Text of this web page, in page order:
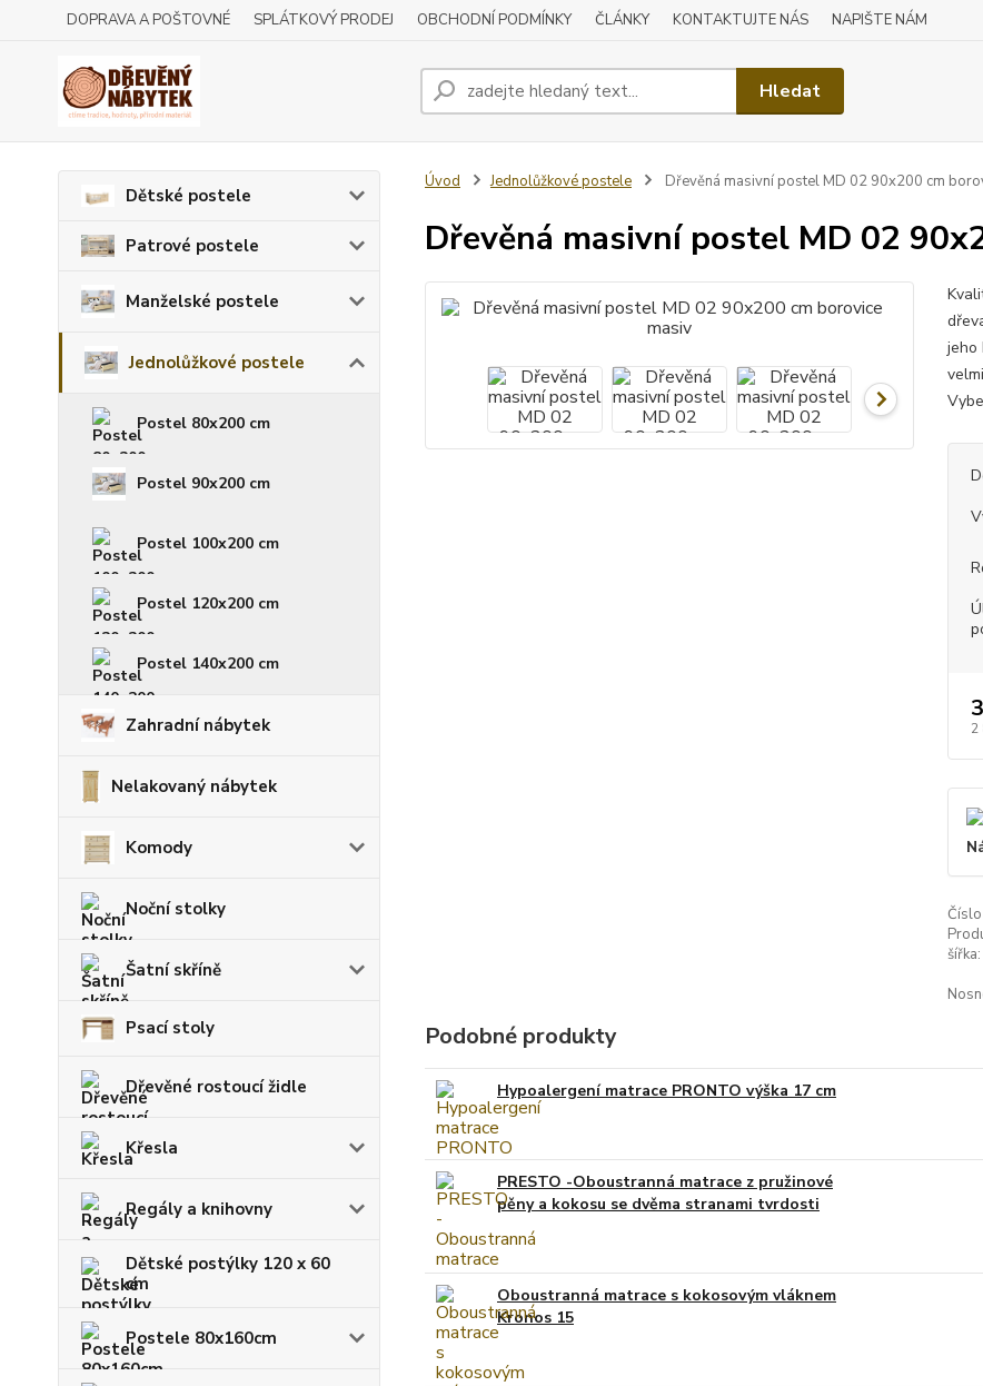
DOPRAVA A POŠTOVNÉ SPLÁTKOVÝ PRODEJ OBCHODNÍ PODMÍNKY ČLÁNKY KONTAKTUJTE NÁS NAPIŠTE NÁM
Hledat
Dětské postele
Patrové postele
Manželské postele
Jednolůžkové postele
Postel 80x200 cm
Postel 90x200 cm
Postel 100x200 cm
Postel 120x200 cm
Postel 140x200 cm
Zahradní nábytek
Nelakovaný nábytek
Komody
Noční stolky
Šatní skříně
Psací stoly
Dřevěné rostoucí židle
Křesla
Regály a knihovny
Dětské postýlky 120 x 60
cm
Postele 80x160cm
Úvod Jednolůžkové postele Dřevěná masivní postel MD 02 90x200 cm
Dřevěná masivní postel MD 02
jeho
2
šířka:
Podobné produkty
Hypoalergení matrace PRONTO výška 17 cm
PRESTO -Oboustranná matrace z pružinové
pěny a kokosu se dvěma stranami tvrdosti
Oboustranná matrace s kokosovým vláknem
Kronos 15